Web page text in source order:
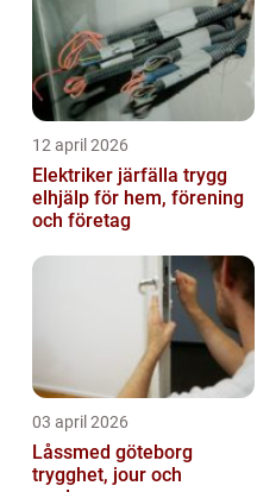
12 april 2026
Elektriker järfälla trygg
elhjälp för hem, förening
och företag
03 april 2026
Låssmed göteborg
trygghet, jour och